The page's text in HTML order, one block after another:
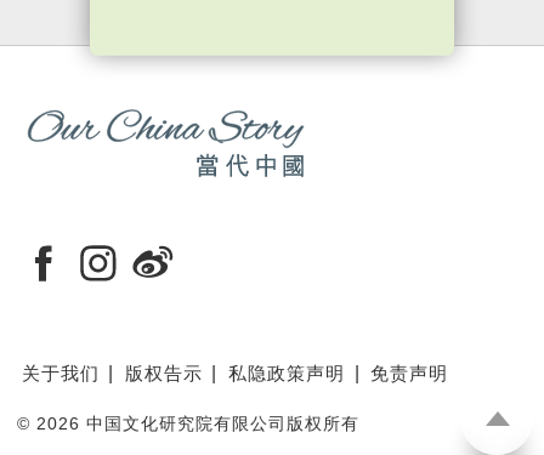
关于我们 版权告示 私隐政策声明 免责声明
© 2026 中国文化研究院有限公司版权所有